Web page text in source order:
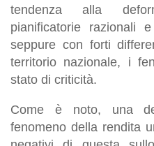
tendenza alla
pianificatorie razionali
seppure con forti
territorio nazionale, i
stato di criticità.
Come è noto, una
fenomeno della rendita